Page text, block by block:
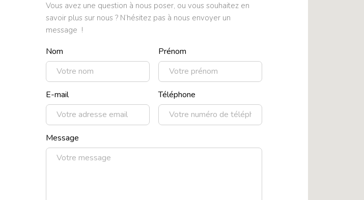
Vous avez une question à nous poser, ou vous souhaitez en
savoir plus sur nous ? N’hésitez pas à nous envoyer un
message !
Nom Prénom
E-mail Téléphone
Message